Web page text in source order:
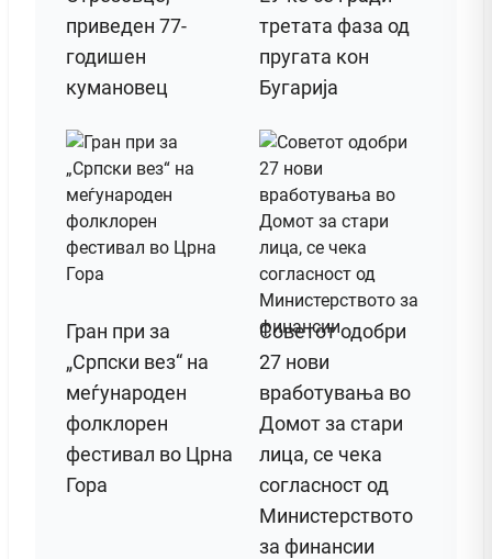
приведен 77-
годишен
кумановец
третата фаза од
пругата кон
Бугарија
Гран при за
„Српски вез“ на
меѓународен
фолклорен
фестивал во Црна
Гора
Советот одобри
27 нови
вработувања во
Домот за стари
лица, се чека
согласност од
Министерството
за финансии